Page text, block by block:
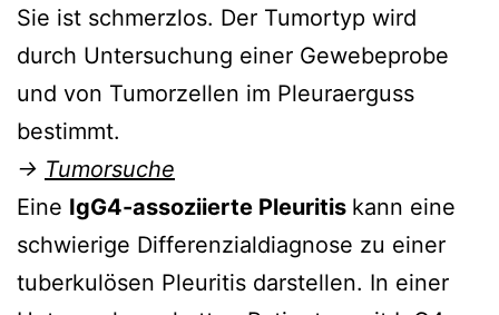
Sie ist schmerzlos. Der Tumortyp wird
durch Untersuchung einer Gewebeprobe
und von Tumorzellen im Pleuraerguss
bestimmt.
→ Tumorsuche
Eine IgG4-assoziierte Pleuritis kann eine
schwierige Differenzialdiagnose zu einer
tuberkulösen Pleuritis darstellen. In einer